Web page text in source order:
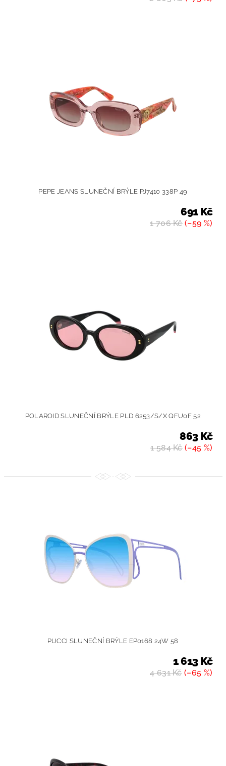
PEPE JEANS SLUNEČNÍ BRÝLE PJ7410 338P 49
1 706 Kč(–59 %)
691 Kč
POLAROID SLUNEČNÍ BRÝLE PLD 6253/S/X QFU0F 52
1 584 Kč(–45 %)
863 Kč
PUCCI SLUNEČNÍ BRÝLE EP0168 24W 58
4 631 Kč(–65 %)
1 613 Kč